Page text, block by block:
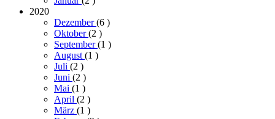
2020
Dezember(6 )
Oktober(2 )
September(1 )
August (1 )
Juli (2 )
Juni (2 )
Mai (1 )
April (2 )
März (1 )